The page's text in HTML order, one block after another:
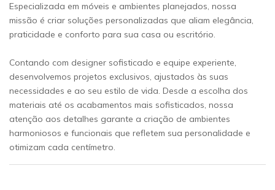
Especializada em móveis e ambientes planejados, nossa
missão é criar soluções personalizadas que aliam elegância,
praticidade e conforto para sua casa ou escritório.
Contando com designer sofisticado e equipe experiente,
desenvolvemos projetos exclusivos, ajustados às suas
necessidades e ao seu estilo de vida. Desde a escolha dos
materiais até os acabamentos mais sofisticados, nossa
atenção aos detalhes garante a criação de ambientes
harmoniosos e funcionais que refletem sua personalidade e
otimizam cada centímetro.